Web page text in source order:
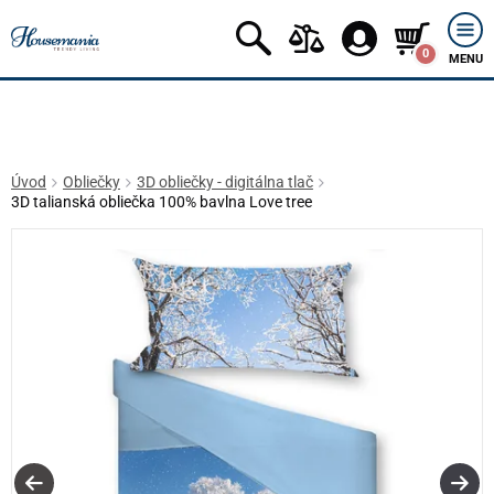
0 MENU
Úvod Obliečky
3D obliečky - digitálna tlač
3D talianská obliečka 100% bavlna Love tree